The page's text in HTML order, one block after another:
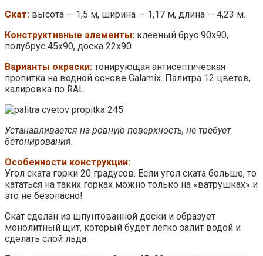
Скат: высота — 1,5 м, ширина — 1,17 м, длина — 4,23 м.
Конструктивные элементы: клееный брус 90х90,
полубрус 45х90, доска 22х90
Варианты окраски: тонирующая антисептическая
пропитка на водной основе Galamix. Палитра 12 цветов,
калировка по RAL
Устанавливается на ровную поверхность, не требует
бетонирования.
Особенности конструкции:
Угол ската горки 20 градусов. Если угол ската больше, то
кататься на таких горках можно только на «ватрушках» и
это не безопасно!
Скат сделан из шпунтованной доски и образует
монолитный щит, который будет легко залит водой и
сделать слой льда.